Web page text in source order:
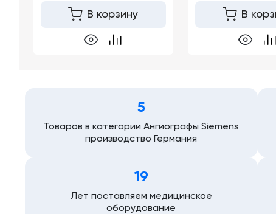
В корзину В
5
Товаров в категории Ангиографы Siemens
производство Германия
19
Лет поставляем медицинское
оборудование